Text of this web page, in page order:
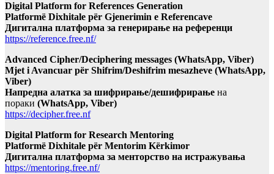
Digital Platform for References Generation
Platformë Dixhitale për Gjenerimin e Referencave
Дигитална платформа за генерирање на референци
https://reference.free.nf/
Advanced Cipher/Deciphering messages (WhatsApp, Viber)
Mjet i Avancuar për Shifrim/Deshifrim mesazheve (WhatsApp,
Viber)
Напредна алатка за шифрирање/дешифрирање на
пораки (WhatsApp, Viber)
https://decipher.free.nf
Digital Platform for Research Mentoring
Platformë Dixhitale për Mentorim Kërkimor
Дигитална платформа за менторство на истражувања
https://mentoring.free.nf/